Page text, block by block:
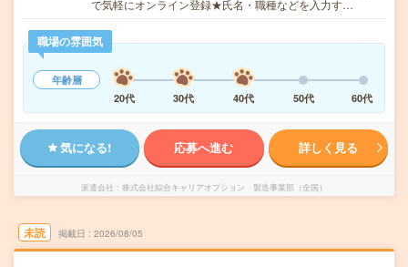
で気軽にオンライン登録★氏名・職種などを入力す…
職場の雰囲気
年齢層
20代
30代 40代 50代 60代
気になる! 応募へ進む 詳しく見る
派遣会社 株式会社綜合キャリアオプション 製造事業部（全国）
未読 掲載日 2026/08/05